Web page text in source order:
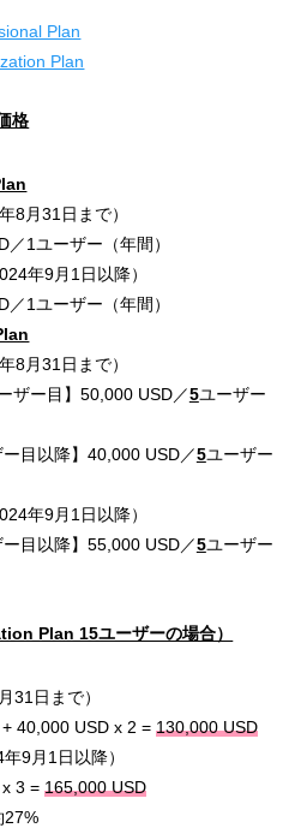
Plan
Plan
格
8月31日まで）
／1ユーザー（年間）
年9月1日以降）
／1ユーザー（年間）
8月31日まで）
ザー目】50,000 USD／5ユーザー
ー目以降】40,000 USD／5ユーザー
年9月1日以降）
ー目以降】55,000 USD／5ユーザー
Plan 15ユーザーの場合）
31日まで）
40,000 USD x 2 = 130,000 USD
9月1日以降）
3 = 165,000 USD
27%